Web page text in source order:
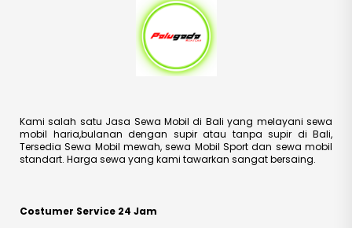
Kami salah satu Jasa Sewa Mobil di Bali yang melayani sewa
mobil haria,bulanan dengan supir atau tanpa supir di Bali,
Tersedia Sewa Mobil mewah, sewa Mobil Sport dan sewa mobil
standart. Harga sewa yang kami tawarkan sangat bersaing.
Costumer Service 24 Jam